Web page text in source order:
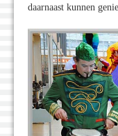
daarnaast kunnen